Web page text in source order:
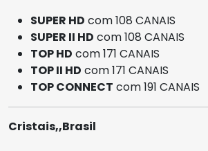
SUPER HD com 108 CANAIS
SUPER II HD com 108 CANAIS
TOP HD com 171 CANAIS
TOP II HD com 171 CANAIS
TOP CONNECT com 191 CANAIS
Cristais,,Brasil